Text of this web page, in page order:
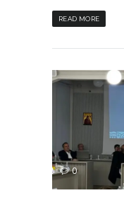
READ MORE
112 0